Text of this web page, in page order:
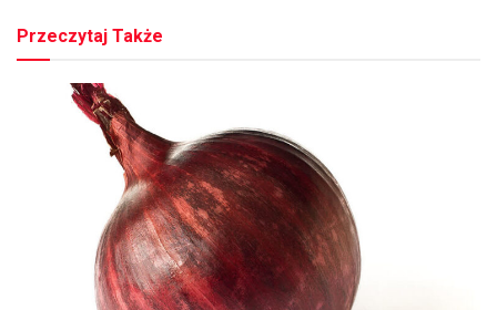
Przeczytaj Także